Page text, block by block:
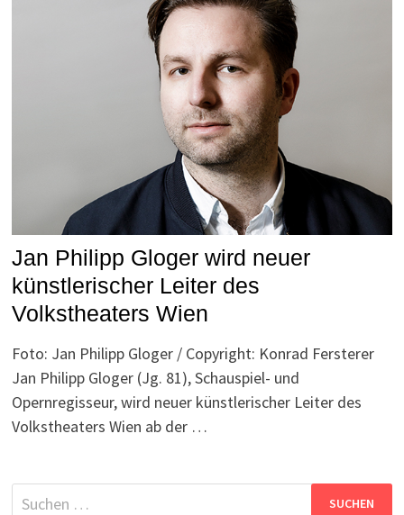
Jan Philipp Gloger wird neuer
künstlerischer Leiter des
Volkstheaters Wien
Foto: Jan Philipp Gloger / Copyright: Konrad Fersterer
Jan Philipp Gloger (Jg. 81), Schauspiel- und
Opernregisseur, wird neuer künstlerischer Leiter des
Volkstheaters Wien ab der …
Suchen